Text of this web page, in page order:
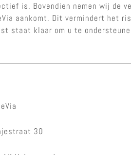
is. Bovendien nemen wij de
aankomt. Dit vermindert het
staat klaar om u te
30